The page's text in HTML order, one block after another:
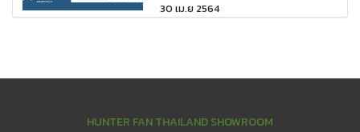
30 เม.ย 2564
HUNTER FAN THAILAND SHOWROOM